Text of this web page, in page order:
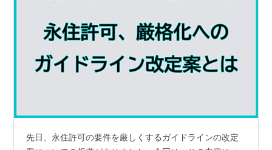
先日、永住許可の要件を厳しくするガイドラインの改定